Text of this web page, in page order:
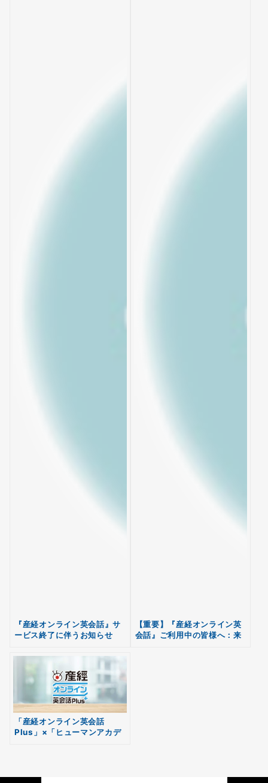
『産経オンライン英会話』サ
ービス終了に伴うお知らせ
【重要】『産経オンライン英
会話』ご利用中の皆様へ：来
「産経オンライン英会話
Plus」×「ヒューマンアカデ
ら提供開始
無料